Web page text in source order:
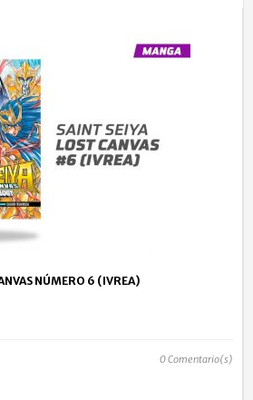
NÚMERO 6 (IVREA)
0Comentario(s)